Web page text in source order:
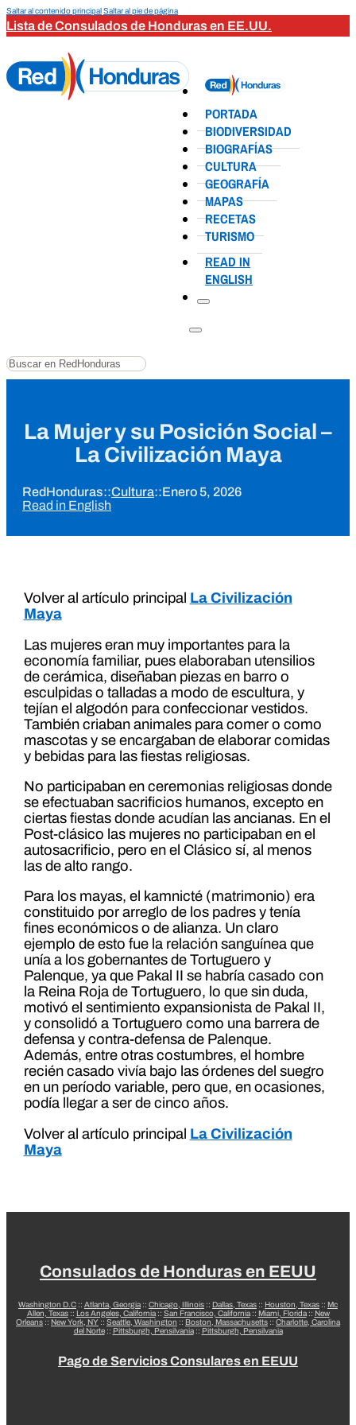
Saltar al contenido principalSaltar al pie de página
Lista de Consulados de Honduras en EE.UU.
PORTADA
BIODIVERSIDAD
BIOGRAFÍAS
CULTURA
GEOGRAFÍA
MAPAS
RECETAS
TURISMO
READ IN
ENGLISH
Buscar
La Mujer y su Posición Social –
La Civilización Maya
RedHonduras::Cultura::Enero 5, 2026
Read in English
Volver al artículo principal La Civilización
Maya
Las mujeres eran muy importantes para la
economía familiar, pues elaboraban utensilios
de cerámica, diseñaban piezas en barro o
esculpidas o talladas a modo de escultura, y
tejían el algodón para confeccionar vestidos.
También criaban animales para comer o como
mascotas y se encargaban de elaborar comidas
y bebidas para las fiestas religiosas.
No participaban en ceremonias religiosas donde
se efectuaban sacrificios humanos, excepto en
ciertas fiestas donde acudían las ancianas. En el
Post-clásico las mujeres no participaban en el
autosacrificio, pero en el Clásico sí, al menos
las de alto rango.
Para los mayas, el kamnicté (matrimonio) era
constituido por arreglo de los padres y tenía
fines económicos o de alianza. Un claro
ejemplo de esto fue la relación sanguínea que
unía a los gobernantes de Tortuguero y
Palenque, ya que Pakal II se habría casado con
la Reina Roja de Tortuguero, lo que sin duda,
motivó el sentimiento expansionista de Pakal II,
y consolidó a Tortuguero como una barrera de
defensa y contra-defensa de Palenque.
Además, entre otras costumbres, el hombre
recién casado vivía bajo las órdenes del suegro
en un período variable, pero que, en ocasiones,
podía llegar a ser de cinco años.
Volver al artículo principal La Civilización
Maya
Consulados de Honduras en EEUU
Washington D.C :: Atlanta, Georgia:: Chicago, Illinois :: Dallas, Texas :: Houston, Texas :: Mc
Allen, Texas:: Los Angeles, California:: San Francisco, California:: Miami, Florida:: New
Orleans :: New York, NY :: Seattle, Washington :: Boston, Massachusetts :: Charlotte, Carolina
del Norte:: Pittsburgh, Pensilvania:: Pittsburgh, Pensilvania
Pago de Servicios Consulares en EEUU